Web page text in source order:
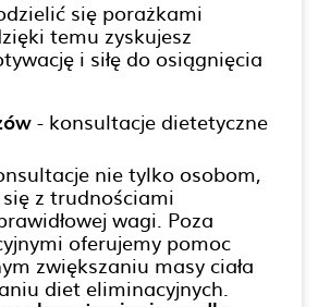
się porażkami
temu zyskujesz
i siłę do osiągnięcia
- konsultacje dietetyczne
nie tylko osobom,
z trudnościami
wagi. Poza
oferujemy pomoc
zwiększaniu masy ciała
diet eliminacyjnych.